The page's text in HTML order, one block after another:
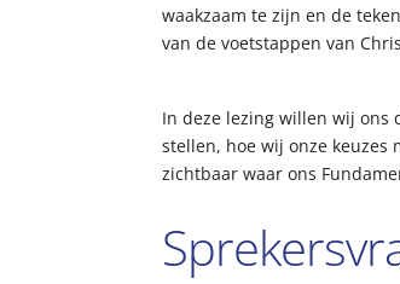
waakzaam te zijn en de
van de voetstappen van
In deze lezing willen wij ons
stellen, hoe wij onze keuzes
zichtbaar waar ons